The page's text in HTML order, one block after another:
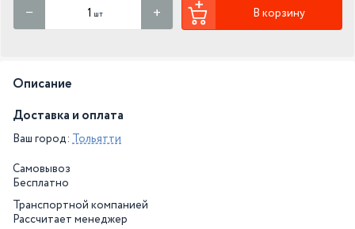
шт В корзину
Описание
Доставка и оплата
Ваш город: Тольятти
Самовывоз
Бесплатно
Транспортной компанией
Рассчитает менеджер